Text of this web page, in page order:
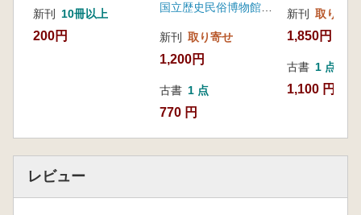
新刊 10冊以上
200円
国立歴史民俗博物館(文学通信)
新刊 取り寄せ
1,200円
古書 1 点
770 円
新刊 取り寄せ
1,850円
古書 1 点
1,100 円
レビュー